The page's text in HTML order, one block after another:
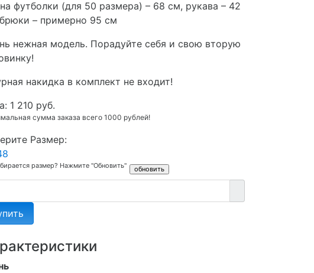
футболки (для 50 размера) – 68 см, рукава – 42
– примерно 95 см
нежная модель. Порадуйте себя и свою вторую
накидка в комплект не входит!
1 210 руб.
сумма заказа всего 1000 рублей!
Размер:
размер? Нажмите "Обновить"